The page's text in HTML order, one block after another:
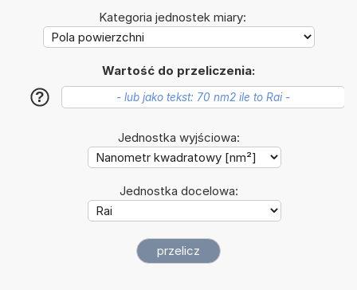
Kategoria jednostek miary:
Wartość do przeliczenia:
?
Jednostka wyjściowa:
Jednostka docelowa: